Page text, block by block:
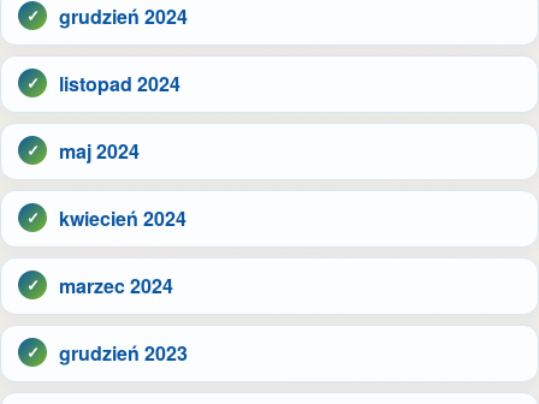
grudzień 2024
listopad 2024
maj 2024
kwiecień 2024
marzec 2024
grudzień 2023